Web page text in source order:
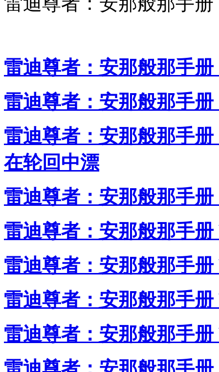
雷迪尊者：安那般那手
雷迪尊者：安那般那手
雷迪尊者：安那般那手
在轮回中漂
雷迪尊者：安那般那手
雷迪尊者：安那般那手
雷迪尊者：安那般那手
雷迪尊者：安那般那手
雷迪尊者：安那般那手